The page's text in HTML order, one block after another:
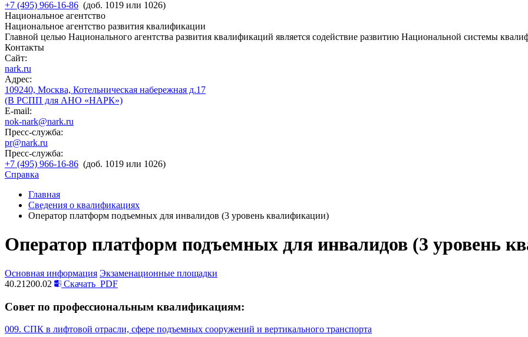
+7 (495) 966-16-86 (доб. 1019 или 1026)
Национальное агентство
Национальное агентство развития квалификации
Главной целью Национального агентства развития квалификаций является содействие развитию Национальной системы
Контакты
Сайт:
nark.ru
Адрес:
109240, Москва, Котельническая набережная д.17
(В РСПП для АНО «НАРК»)
E-mail:
nok-nark@nark.ru
Пресс-служба:
pr@nark.ru
Пресс-служба:
+7 (495) 966-16-86 (доб. 1019 или 1026)
Справка
Главная
Сведения о квалификациях
Оператор платформ подъемных для инвалидов (3 уровень квалификации)
Оператор платформ подъемных для инвалидов (3 уровень
Основная информация Экзаменационные площадки
40.21200.02
Скачать PDF
Совет по профессиональным квалификациям:
009. СПК в лифтовой отрасли, сфере подъемных сооружений и вертикального транспорта